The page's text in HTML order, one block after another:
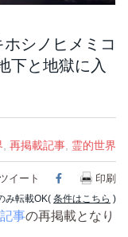
ホシノヒメミコ
と地獄に入
再掲載記事 霊的世界
ツイート Facebook
印刷
み転載OK( 条件はこちら )
事の再掲載となり